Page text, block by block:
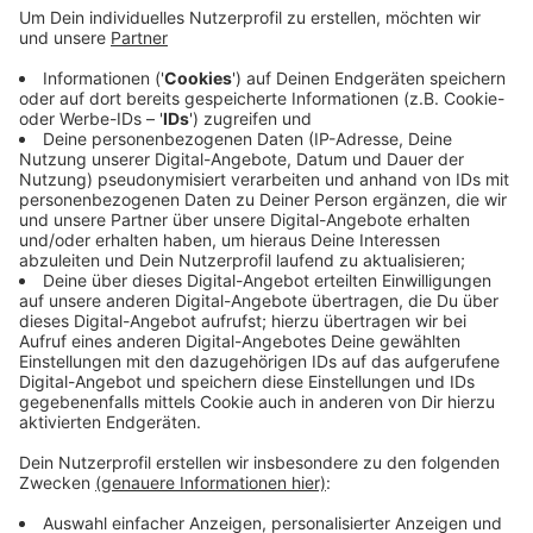
Anzeige
Emma und Ben waren in Dinslaken die beliebtesten
Vornamen 2019. Damit haben zumindest die Eltern von
Mädchen denselben Geschmack wie in Wesel. Und
auch die häufigsten Vornamen in Moers haben es in
Dinslaken in die Top Ten geschafft: Mia und Noah. Der
Trend zu kurzen Namen zeichnet sich hier ebenfalls ab.
Maximilian und Charlotte sind die einzigen Ausnahme.
Anzeige
Anzeige